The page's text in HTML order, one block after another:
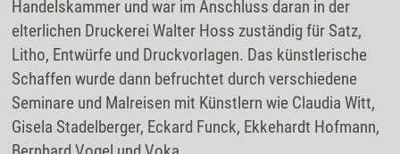
Handelskammer und war im Anschluss daran in der
elterlichen Druckerei Walter Hoss zuständig für Satz,
Litho, Entwürfe und Druckvorlagen. Das künstlerische
Schaffen wurde dann befruchtet durch verschiedene
Seminare und Malreisen mit Künstlern wie Claudia Witt,
Gisela Stadelberger, Eckard Funck, Ekkehardt Hofmann,